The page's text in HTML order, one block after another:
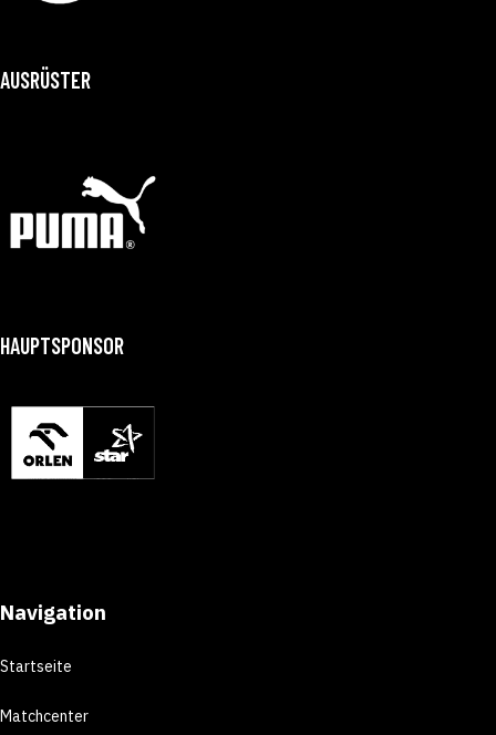
AUSRÜSTER
HAUPTSPONSOR
Navigation
Startseite
Matchcenter